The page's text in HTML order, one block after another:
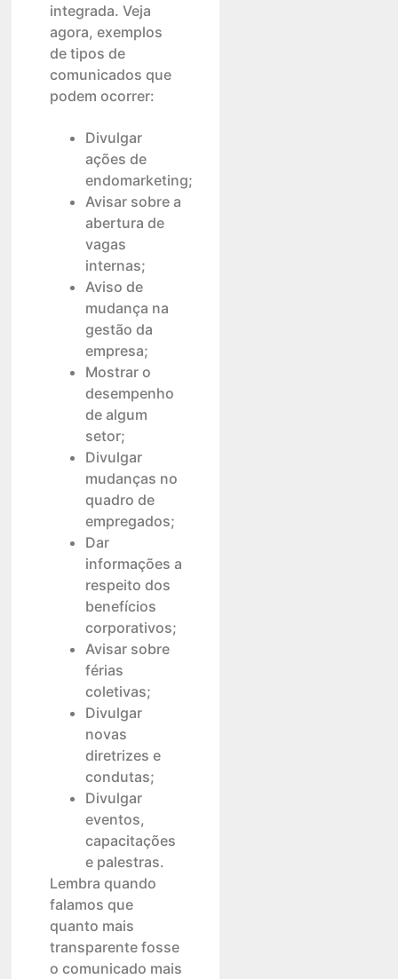
integrada. Veja
agora, exemplos
de tipos de
comunicados que
podem ocorrer:
Divulgar
ações de
endomarketing;
Avisar sobre a
abertura de
vagas
internas;
Aviso de
mudança na
gestão da
empresa;
Mostrar o
desempenho
de algum
setor;
Divulgar
mudanças no
quadro de
empregados;
Dar
informações a
respeito dos
benefícios
corporativos;
Avisar sobre
férias
coletivas;
Divulgar
novas
diretrizes e
condutas;
Divulgar
eventos,
capacitações
e palestras.
Lembra quando
falamos que
quanto mais
transparente fosse
o comunicado mais